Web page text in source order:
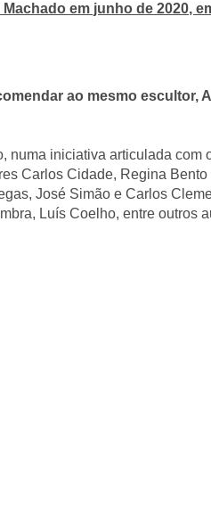
em junho de 2020,
ao mesmo escultor,
numa iniciativa articulada com
Carlos Cidade, Regina
José Simão e Carlos
Luís Coelho, entre outros